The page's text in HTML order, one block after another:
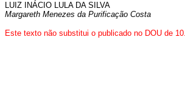
LUIZ INÁCIO LULA DA SILVA
Margareth Menezes da Purificação Costa
Este texto não substitui o publicado no DOU de